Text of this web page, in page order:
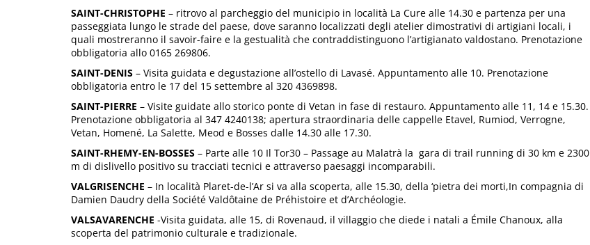
SAINT-CHRISTOPHE – ritrovo al parcheggio del municipio in località La Cure alle 14.30 e partenza per una
passeggiata lungo le strade del paese, dove saranno localizzati degli atelier dimostrativi di artigiani locali, i
quali mostreranno il savoir-faire e la gestualità che contraddistinguono l’artigianato valdostano. Prenotazione
obbligatoria allo 0165 269806.
SAINT-DENIS – Visita guidata e degustazione all’ostello di Lavasé. Appuntamento alle 10. Prenotazione
obbligatoria entro le 17 del 15 settembre al 320 4369898.
SAINT-PIERRE – Visite guidate allo storico ponte di Vetan in fase di restauro. Appuntamento alle 11, 14 e 15.30.
Prenotazione obbligatoria al 347 4240138; apertura straordinaria delle cappelle Etavel, Rumiod, Verrogne,
Vetan, Homené, La Salette, Meod e Bosses dalle 14.30 alle 17.30.
SAINT-RHEMY-EN-BOSSES – Parte alle 10 Il Tor30 – Passage au Malatrà la gara di trail running di 30 km e 2300
m di dislivello positivo su tracciati tecnici e attraverso paesaggi incomparabili.
VALGRISENCHE – In località Plaret-de-l’Ar si va alla scoperta, alle 15.30, della ‘pietra dei morti,In compagnia di
Damien Daudry della Société Valdôtaine de Préhistoire et d’Archéologie.
VALSAVARENCHE -Visita guidata, alle 15, di Rovenaud, il villaggio che diede i natali a Émile Chanoux, alla
scoperta del patrimonio culturale e tradizionale.